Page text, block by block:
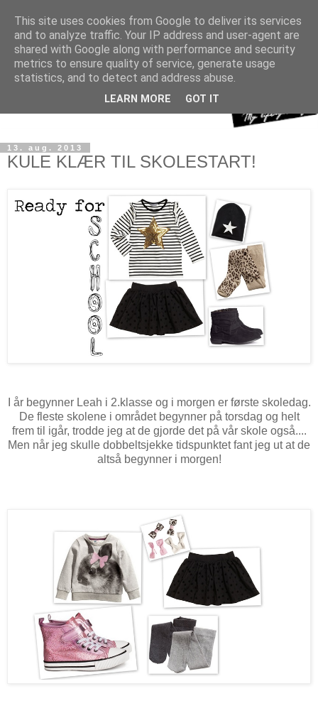
13. aug. 2013
KULE KLÆR TIL SKOLESTART!
I år begynner Leah i 2.klasse og i morgen er første skoledag.
De fleste skolene i området begynner på torsdag og helt
frem til igår, trodde jeg at de gjorde det på vår skole også....
Men når jeg skulle dobbeltsjekke tidspunktet fant jeg ut at de
altså begynner i morgen!
This site uses cookies from Google to deliver its services
and to analyze traffic. Your IP address and user-agent are
shared with Google along with performance and security
metrics to ensure quality of service, generate usage
statistics, and to detect and address abuse.
LEARN MORE GOT IT